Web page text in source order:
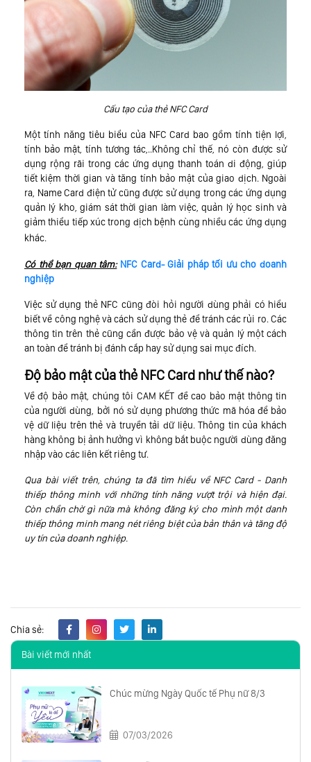
Cấu tạo của thẻ NFC Card
Một tính năng tiêu biểu của NFC Card bao gồm tính tiện lợi,
tính bảo mật, tính tương tác,..Không chỉ thế, nó còn được sử
dụng rộng rãi trong các ứng dụng thanh toán di động, giúp
tiết kiệm thời gian và tăng tính bảo mật của giao dịch. Ngoài
ra, Name Card điện tử cũng được sử dụng trong các ứng dụng
quản lý kho, giám sát thời gian làm việc, quản lý học sinh và
giảm thiểu tiếp xúc trong dịch bệnh cùng nhiều các ứng dụng
khác.
Có thể bạn quan tâm: NFC Card- Giải pháp tối ưu cho doanh
nghiệp
Việc sử dụng thẻ NFC cũng đòi hỏi người dùng phải có hiểu
biết về công nghệ và cách sử dụng thẻ để tránh các rủi ro. Các
thông tin trên thẻ cũng cần được bảo vệ và quản lý một cách
an toàn để tránh bị đánh cắp hay sử dụng sai mục đích.
Độ bảo mật của thẻ NFC Card như thế nào?
Về độ bảo mật, chúng tôi CAM KẾT đề cao bảo mật thông tin
của người dùng, bởi nó sử dụng phương thức mã hóa để bảo
vệ dữ liệu trên thẻ và truyền tải dữ liệu. Thông tin của khách
hàng không bị ảnh hưởng vì không bắt buộc người dùng đăng
nhập vào các liên kết riêng tư.
Qua bài viết trên, chúng ta đã tìm hiểu về NFC Card - Danh
thiếp thông minh với những tính năng vượt trội và hiện đại.
Còn chần chờ gì nữa mà không đăng ký cho mình một danh
thiếp thông minh mang nét riêng biệt của bản thân và tăng độ
uy tín của doanh nghiệp.
Chia sẻ:
Bài viết mới nhất
Chúc mừng Ngày Quốc tế Phụ nữ 8/3
07/03/2026